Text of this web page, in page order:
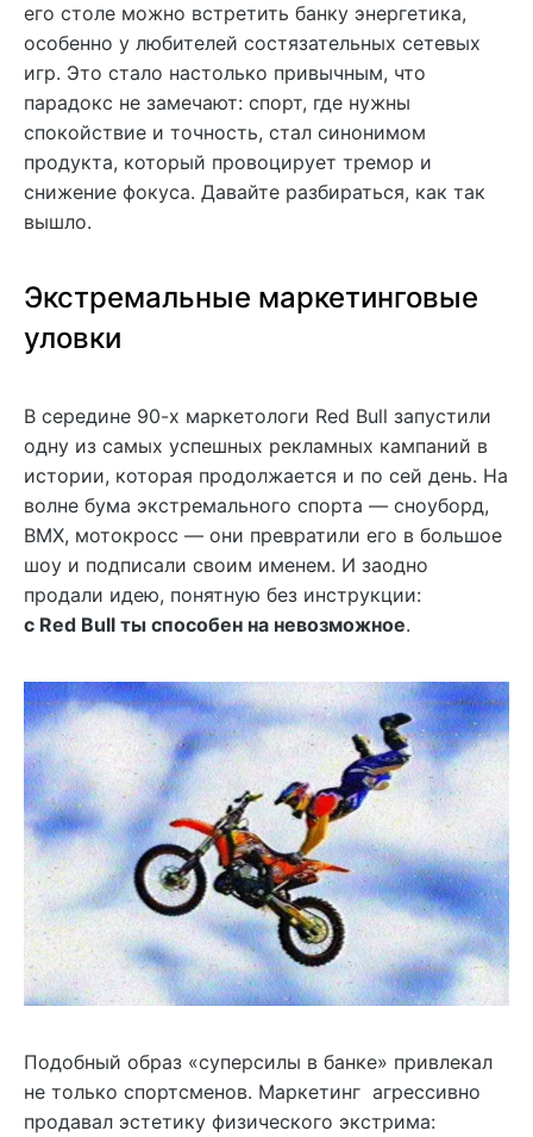
его столе можно встретить банку энергетика,
особенно у любителей состязательных сетевых
игр. Это стало настолько привычным, что
парадокс не замечают: спорт, где нужны
спокойствие и точность, стал синонимом
продукта, который провоцирует тремор и
снижение фокуса. Давайте разбираться, как так
вышло.
Экстремальные маркетинговые
уловки
В середине 90-х маркетологи Red Bull запустили
одну из самых успешных рекламных кампаний в
истории, которая продолжается и по сей день. На
волне бума экстремального спорта — сноуборд,
BMX, мотокросс — они превратили его в большое
шоу и подписали своим именем. И заодно
продали идею, понятную без инструкции:
с Red Bull ты способен на невозможное.
Подобный образ «суперсилы в банке» привлекал
не только спортсменов. Маркетинг агрессивно
продавал эстетику физического экстрима: